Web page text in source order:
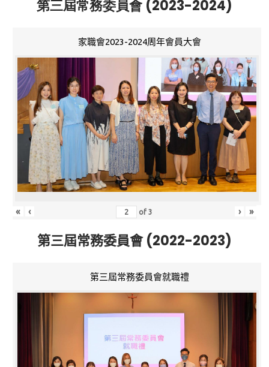
第三屆常務委員會 (2023-2024)
家職會2023-2024周年會員大會
« ‹ of3 › »
第三屆常務委員會 (2022-2023)
第三屆常務委員會就職禮